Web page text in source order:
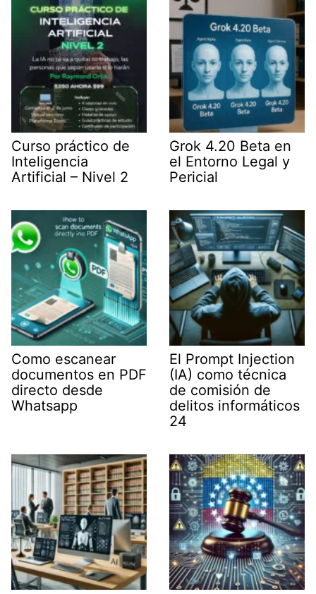
r
)
Curso práctico de
Inteligencia
Artificial – Nivel 2
Grok 4.20 Beta en
el Entorno Legal y
Pericial
Como escanear
documentos en PDF
directo desde
Whatsapp
El Prompt Injection
(IA) como técnica
de comisión de
delitos informáticos
24